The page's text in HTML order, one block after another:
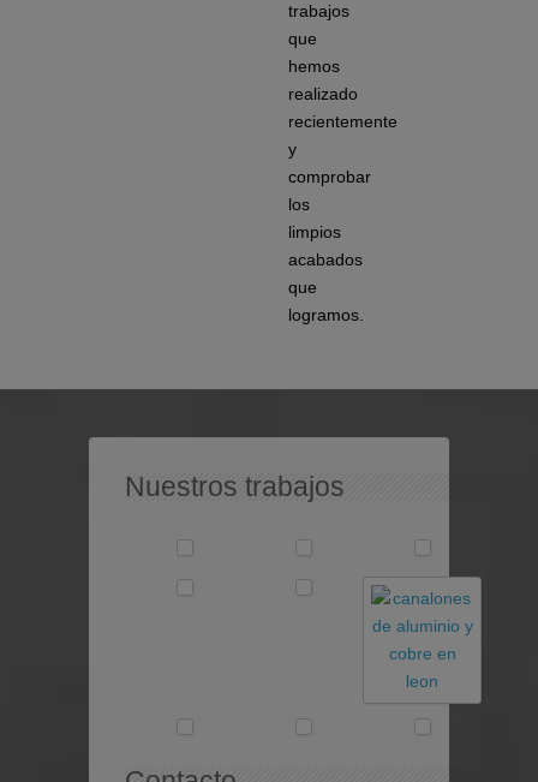
trabajos
que
hemos
realizado
recientemente
y
comprobar
los
limpios
acabados
que
logramos.
Nuestros trabajos